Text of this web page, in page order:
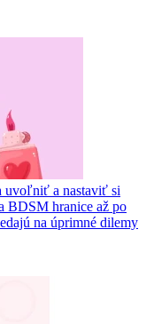
uvoľniť a nastaviť si
BDSM hranice až po
na úprimné dilemy